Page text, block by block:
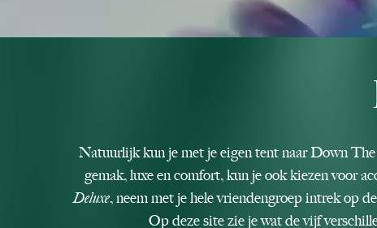
Natuurlijk kun je met je eigen tent naar Down
gemak, luxe en comfort, kun je ook kiezen voor
Deluxe, neem met je hele vriendengroep intrek op de
Op deze site zie je wat de vijf